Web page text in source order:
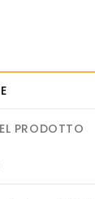
PRODOTTO